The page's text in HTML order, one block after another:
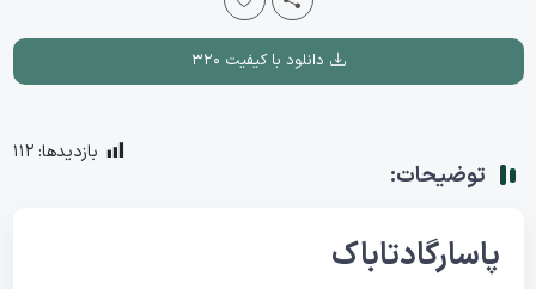
دانلود با کیفیت ۳۲۰
توضیحات:
بازدیدها: 112
پاسارگادتاباک